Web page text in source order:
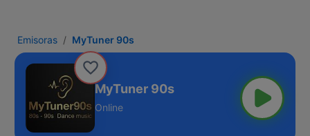
Emisoras MyTuner 90s
MyTuner 90s
Online